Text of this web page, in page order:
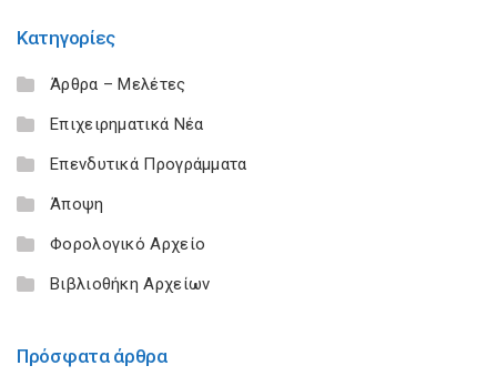
Κατηγορίες
Άρθρα – Μελέτες
Επιχειρηματικά Νέα
Επενδυτικά Προγράμματα
Άποψη
Φορολογικό Αρχείο
Βιβλιοθήκη Αρχείων
Πρόσφατα άρθρα